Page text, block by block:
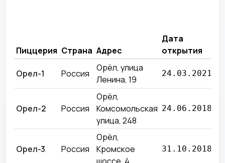
Пиццерия Страна Адрес
Дата
открытия
Орел-1 Россия
Орёл, улица
Ленина, 19
24.03.2021
Орел-2 Россия
Орёл,
Комсомольская
улица, 248
24.06.2018
Орел-3 Россия
Орёл,
Кромское
31.10.2018